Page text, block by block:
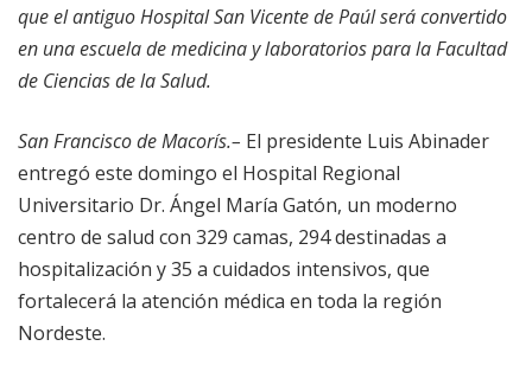
que el antiguo Hospital San Vicente de Paúl será convertido
en una escuela de medicina y laboratorios para la Facultad
de Ciencias de la Salud.
San Francisco de Macorís.– El presidente Luis Abinader
entregó este domingo el Hospital Regional
Universitario Dr. Ángel María Gatón, un moderno
centro de salud con 329 camas, 294 destinadas a
hospitalización y 35 a cuidados intensivos, que
fortalecerá la atención médica en toda la región
Nordeste.